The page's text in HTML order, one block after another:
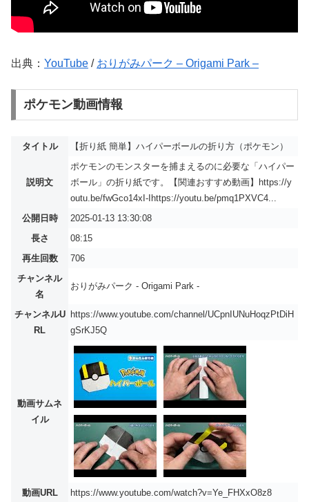
出典： YouTube / おりがみパーク – Origami Park –
ポケモン動画情報
タイトル 【折り紙 簡単】ハイパーボールの折り方（ポケモン）
説明文
ポケモンのモンスターを捕まえるのに必要な「ハイパー
ボール」の折り紙です。【関連おすすめ動画】https://y
outu.be/fwGco14xI-Ihttps://youtu.be/pmq1PXVC4...
公開日時
2025-01-13 13:30:08
長さ
08:15
再生回数
706
チャンネル
名
おりがみパーク - Origami Park -
チャンネルU
RL
https://www.youtube.com/channel/UCpnIUNuHoqzPtDiH
gSrKJ5Q
動画サムネ
イル
動画URL https://www.youtube.com/watch?v=Ye_FHXxO8z8